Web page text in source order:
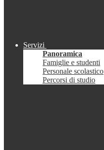
Servizi
Panoramica
Famiglie e studenti
Personale scolastico
Percorsi di studio